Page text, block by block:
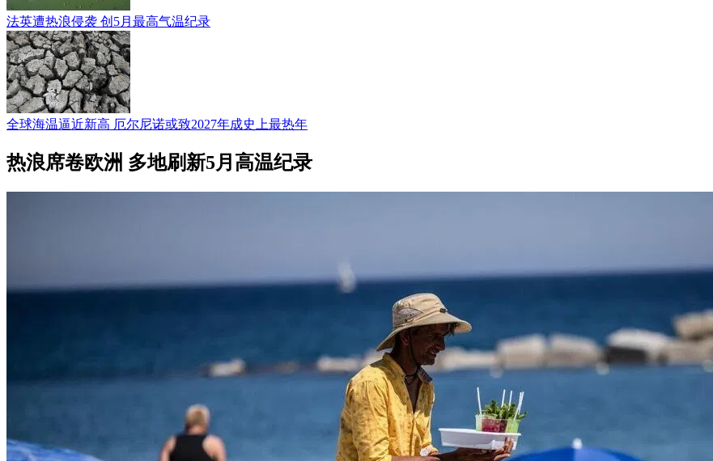
法英遭热浪侵袭 创5月最高气温纪录
全球海温逼近新高 厄尔尼诺或致2027年成史上最热年
热浪席卷欧洲 多地刷新5月高温纪录